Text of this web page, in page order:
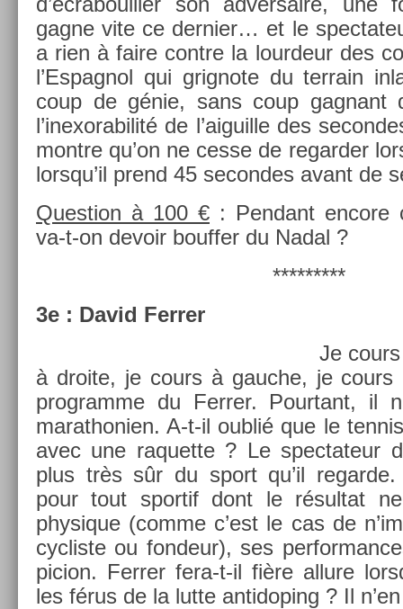
gagne vite ce de­rni­er… et le
a rien à faire con­tre la lour­deur des
l’Es­pagnol qui grig­note du ter­rain
coup de génie, sans coup gag­nant
l’inexorabilité de l’aiguil­le des
montre qu’on ne cesse de re­gard­er
lorsqu’il prend 45 secon­des avant de
Ques­tion à 100 € : Pen­dant en­core
va-t-on de­voir bouff­er du Nadal ?
*********
3e : David Ferr­er
Je
à droite, je cours à gauc­he, je
pro­gram­me du Ferr­er. Pour­tant, il
marat­honi­en. A-t-il oublié que le
avec une raquet­te ? Le spec­tateur
plus très sûr du sport qu’il re­gar­de.
pour tout spor­tif dont le résul­tat
physique (comme c’est le cas de
cyc­liste ou fon­deur), ses
pic­ion. Ferr­er fera-t-il fière al­lure
les férus de la lutte anti­dop­ing ? Il